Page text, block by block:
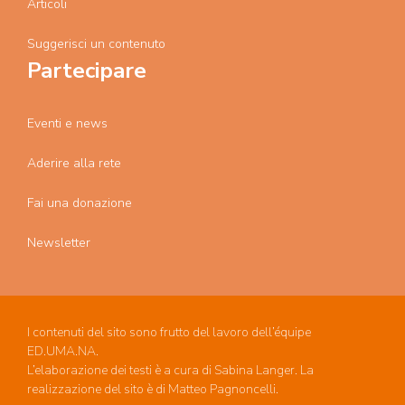
Articoli
Suggerisci un contenuto
Partecipare
Eventi e news
Aderire alla rete
Fai una donazione
Newsletter
I contenuti del sito sono frutto del lavoro dell’équipe
ED.UMA.NA.
L’elaborazione dei testi è a cura di Sabina Langer. La
realizzazione del sito è di Matteo Pagnoncelli.